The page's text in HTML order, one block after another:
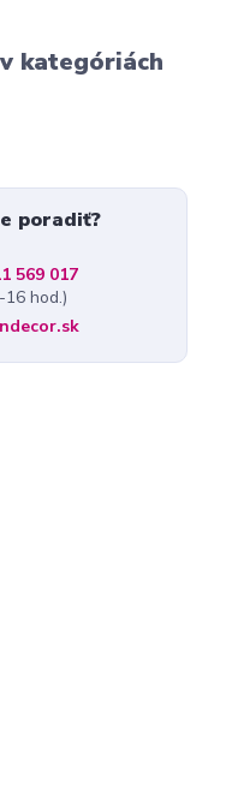
kategóriách
poradiť?
569 017
16 hod.)